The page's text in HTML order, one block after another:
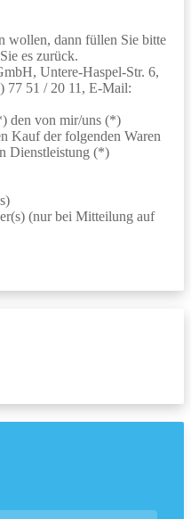
wollen, dann füllen Sie bitte
es zurück.
Untere-Haspel-Str. 6,
77 51 / 20 11, E-Mail:
den von mir/uns (*)
Kauf der folgenden Waren
Dienstleistung (*)
(nur bei Mitteilung auf